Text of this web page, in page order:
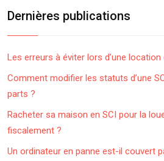
Dernières publications
Les erreurs à éviter lors d’une location
Comment modifier les statuts d’une
parts ?
Racheter sa maison en SCI pour la
fiscalement ?
Un ordinateur en panne est-il couvert